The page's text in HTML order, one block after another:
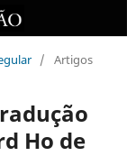
/ Artigos
Ho de